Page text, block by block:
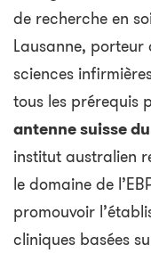
de recherche en
Lausanne,
sciences
tous les prérequis
antenne suisse
institut australien
le domaine de
promouvoir
cliniques basées